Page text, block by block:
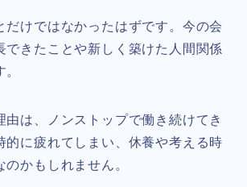
だけではなかったはずです。今の会
できたことや新しく築けた人間関係
由は、ノンストップで働き続けてき
的に疲れてしまい、休養や考える時
かもしれません。